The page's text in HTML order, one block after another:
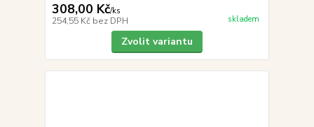
308,00 Kč/ks
254,55 Kč bez DPH skladem
Zvolit variantu